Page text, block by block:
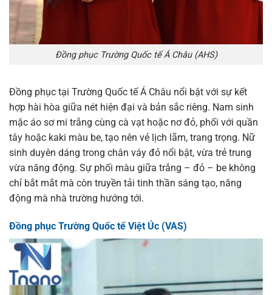
Đồng phục Trường Quốc tế Á Châu (AHS)
Đồng phục tại Trường Quốc tế Á Châu nổi bật với sự kết
hợp hài hòa giữa nét hiện đại và bản sắc riêng. Nam sinh
mặc áo sơ mi trắng cùng cà vạt hoặc nơ đỏ, phối với quần
tây hoặc kaki màu be, tạo nên vẻ lịch lãm, trang trọng. Nữ
sinh duyên dáng trong chân váy đỏ nổi bật, vừa trẻ trung
vừa năng động. Sự phối màu giữa trắng – đỏ – be không
chỉ bắt mắt mà còn truyền tải tinh thần sáng tạo, năng
động mà nhà trường hướng tới.
Đồng phục Trường Quốc tế Việt Úc (VAS)